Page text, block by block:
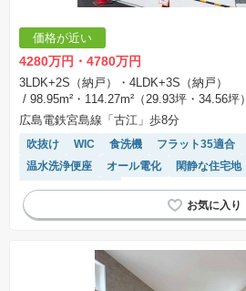
価格が近い
4280万円・4780万円
3LDK+2S（納戸）・4LDK+3S（納戸）
/ 98.95m²・114.27m²（29.93坪・34.56坪）
広島電鉄宮島線「古江」歩8分
吹抜け WIC 食洗機 フラット35適合
温水洗浄便座
オール電化 閑静な住宅地
システムキッチン